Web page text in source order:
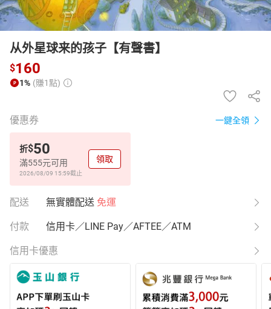
从外星球来的孩子【有聲書】
$160
1% (賺1點)
優惠券 一鍵全領
折$50
滿555元可用
2026/08/09 15:59截止
領取
配送 無實體配送 免運
付款 信用卡／LINE Pay／AFTEE／ATM
信用卡優惠